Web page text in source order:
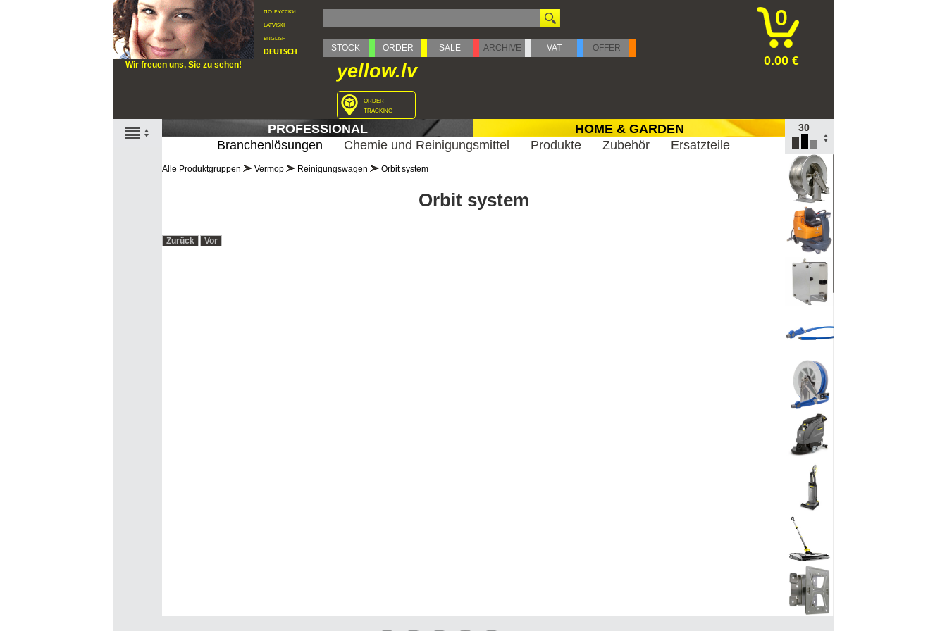
Wir freuen uns, Sie zu sehen!
по русски
latviski
english
deutsch STOCK ORDER SALE ARCHIVE VAT OFFER
yellow.lv
order
tracking
0
0.00 €
PROFESSIONAL
HOME & GARDEN
Branchenlösungen
Chemie und Reinigungsmittel Produkte Zubehör Ersatzteile
30
Alle Produktgruppen Vermop Reinigungswagen Orbit system
Orbit system
Zurück Vor